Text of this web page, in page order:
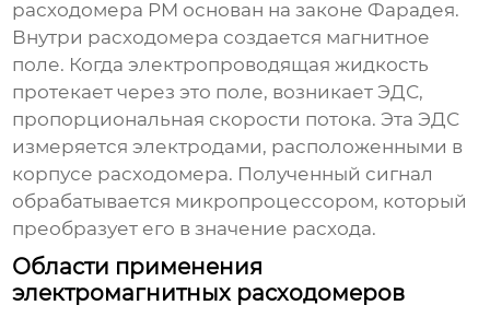
расходомера PM основан на законе Фарадея.
Внутри расходомера создается магнитное
поле. Когда электропроводящая жидкость
протекает через это поле, возникает ЭДС,
пропорциональная скорости потока. Эта ЭДС
измеряется электродами, расположенными в
корпусе расходомера. Полученный сигнал
обрабатывается микропроцессором, который
преобразует его в значение расхода.
Области применения
электромагнитных расходомеров